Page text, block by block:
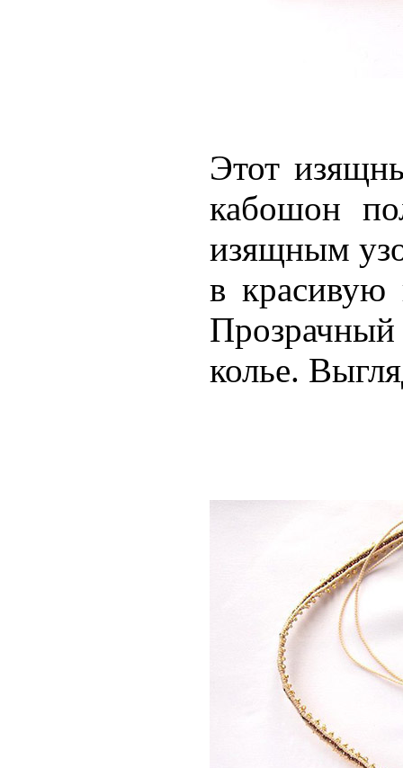
Этот
кабошон
изящным
в красивую
колье.